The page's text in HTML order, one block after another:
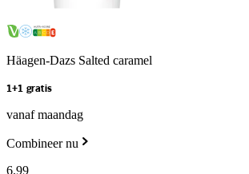
Häagen-Dazs Salted caramel
1+1 gratis
vanaf maandag
Combineer nu
6.99